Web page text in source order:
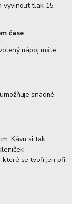
vyvinout tlak 15
čase
nápoj máte
snadné
Kávu si tak
které se tvoří jen při